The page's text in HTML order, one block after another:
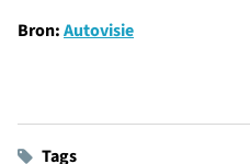
Bron:Autovisie
Tags